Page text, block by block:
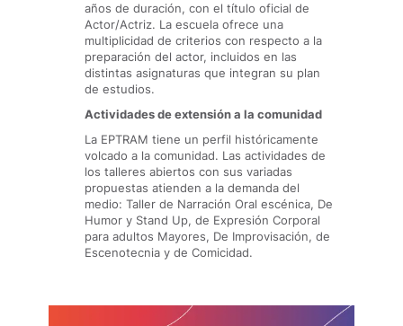
años de duración, con el título oficial de
Actor/Actriz. La escuela ofrece una
multiplicidad de criterios con respecto a la
preparación del actor, incluidos en las
distintas asignaturas que integran su plan
de estudios.
Actividades de extensión a la comunidad
La EPTRAM tiene un perfil históricamente
volcado a la comunidad. Las actividades de
los talleres abiertos con sus variadas
propuestas atienden a la demanda del
medio: Taller de Narración Oral escénica, De
Humor y Stand Up, de Expresión Corporal
para adultos Mayores, De Improvisación, de
Escenotecnia y de Comicidad.